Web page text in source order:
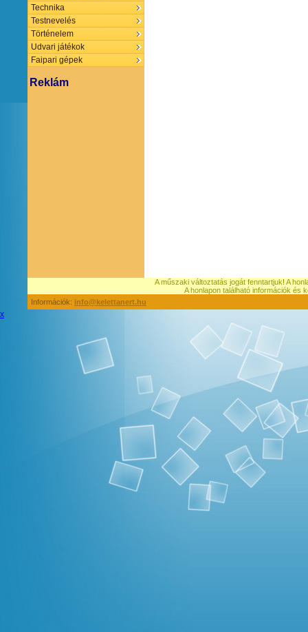
Technika
Testnevelés
Történelem
Udvari játékok
Faipari gépek
Reklám
A műszaki változtatás jogát fenntartjuk! A
A honlapon található információk és
Információk: info@kelettanert.hu
x